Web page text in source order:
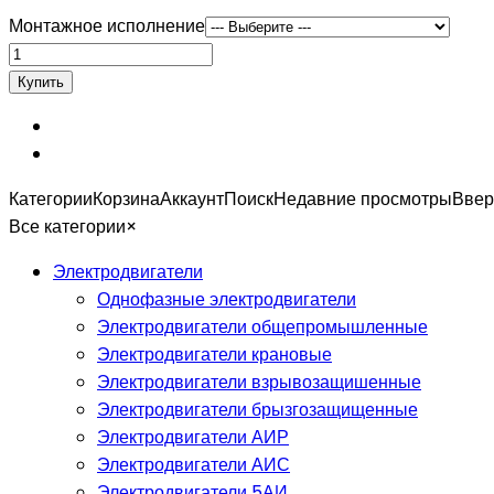
Монтажное исполнение
КатегорииКорзинаАккаунтПоискНедавние просмотры
Все категории×
Электродвигатели
Однофазные электродвигатели
Электродвигатели общепромышленные
Электродвигатели крановые
Электродвигатели взрывозащишенные
Электродвигатели брызгозащищенные
Электродвигатели АИР
Электродвигатели АИС